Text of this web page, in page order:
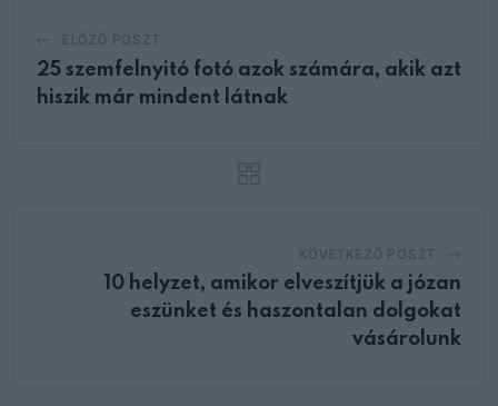
25 szemfelnyitó fotó azok számára, akik azt
hiszik már mindent látnak
10 helyzet, amikor elveszítjük a józan
eszünket és haszontalan dolgokat
vásárolunk